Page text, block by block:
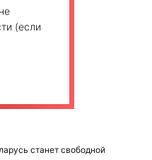
(если
станет свободной